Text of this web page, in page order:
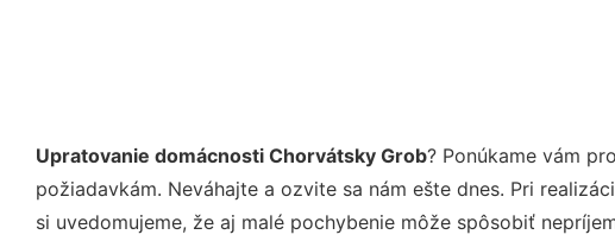
Upratovanie domácnosti Chorvátsky Grob? Ponúkame vám
požiadavkám. Neváhajte a ozvite sa nám ešte dnes. Pri
si uvedomujeme, že aj malé pochybenie môže spôsobiť